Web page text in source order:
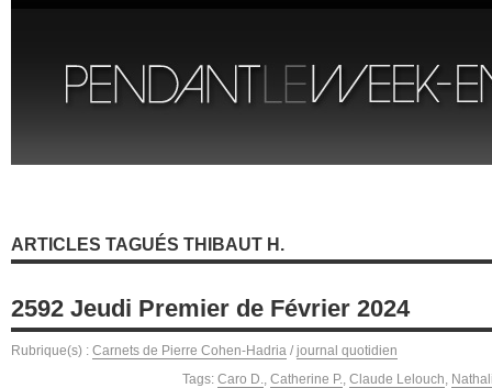
ARTICLES TAGUÉS THIBAUT H.
2592 Jeudi Premier de Février 2024
Rubrique(s) : Carnets de Pierre Cohen-Hadria / journal quotidien
Tags: Caro D., Catherine P., Claude Lelouch,